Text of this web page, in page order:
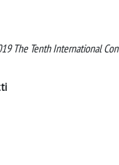
The Tenth International